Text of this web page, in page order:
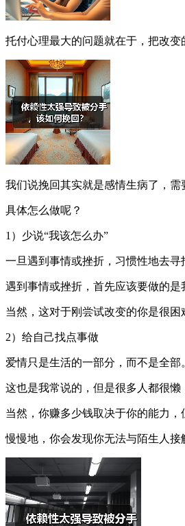
托付心理最大的问题就在于，把改
我们说挽回其实就是感情生病了，
具体怎么做呢？
1）少说“我该怎么办”
一旦遇到事情或挫折，习惯性地去寻
遇到事情或挫折，首先应该要做的是
当然，这对于刚尝试改变的你是很
2）给自己找点事做
爱情只是生活的一部分，而不是全部
这也是我常说的，但是很多人都很懒
当然，你赚多少钱取决于你的能力
慢慢地，你会发现你无法与陌生人接